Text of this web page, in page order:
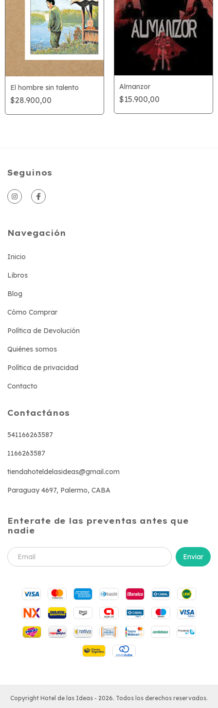
El hombre sin talento
$28.900,00
Almanzor
$15.900,00
Seguinos
Navegación
Inicio
Libros
Blog
Cómo Comprar
Política de Devolución
Quiénes somos
Política de privacidad
Contacto
Contactános
541166263587
1166263587
tiendahoteldelasideas@gmail.com
Paraguay 4697, Palermo, CABA
Enterate de las preventas antes que
nadie
Copyright Hotel de las Ideas - 2026. Todos los derechos reservados.